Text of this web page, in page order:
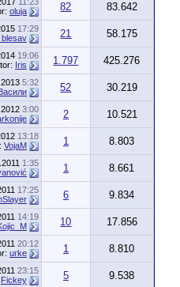
oluja 82
83.642
17:29
blesav 21
58.175
19:06
Iris 1.797
425.276
5:32
52
30.219
3:00
2
10.521
13:18
VojaM 1
8.803
1:35
1
8.661
17:25
6
9.834
14:19
10
17.856
20:12
urke 1
8.810
23:15
Fickey 5
9.538